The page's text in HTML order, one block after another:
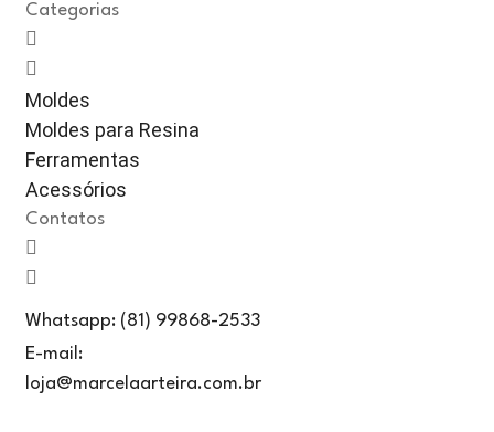
Categorias
Moldes
Moldes para Resina
Ferramentas
Acessórios
Contatos
Whatsapp: (81) 99868-2533
E-mail:
loja@marcelaarteira.com.br